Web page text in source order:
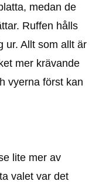
medan de
Ruffen hålls
ur. Allt som allt är
mer krävande
vyerna först kan
lite mer av
valet var det